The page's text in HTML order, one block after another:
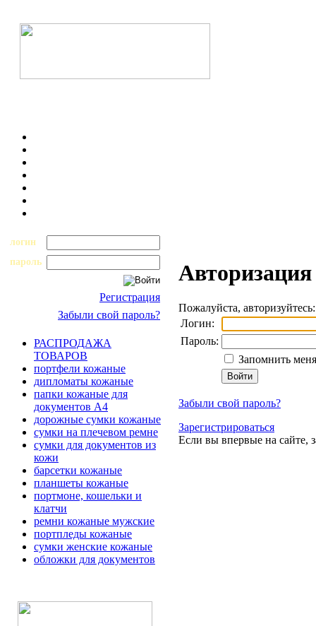
логин
пароль
Регистрация
Забыли свой пароль?
РАСПРОДАЖА
ТОВАРОВ
портфели кожаные
дипломаты кожаные
папки кожаные для
документов А4
дорожные сумки кожаные
сумки на плечевом ремне
сумки для документов из
кожи
барсетки кожаные
планшеты кожаные
портмоне, кошельки и
клатчи
ремни кожаные мужские
портпледы кожаные
сумки женские кожаные
обложки для документов
Авторизация
Пожалуйста, авторизуйтесь:
Логин:
Пароль:
Запомнить
Забыли свой пароль?
Зарегистрироваться
Если вы впервые на сайте,